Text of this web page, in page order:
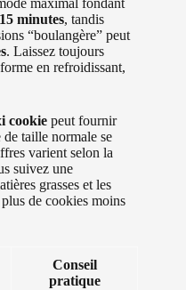
maximal fondant
minutes, tandis
“boulangère” peut
. Laissez toujours
en refroidissant,
cookie peut fournir
taille normale se
varient selon la
suivez une
grasses et les
de cookies moins
Conseil
pratique